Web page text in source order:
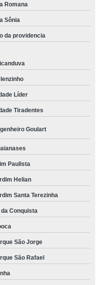
Romana
Sônia
da providencia
Líder
Tiradentes
Goulart
Paulista
Helian
Santa Terezinha
Conquista
São Jorge
São Rafael